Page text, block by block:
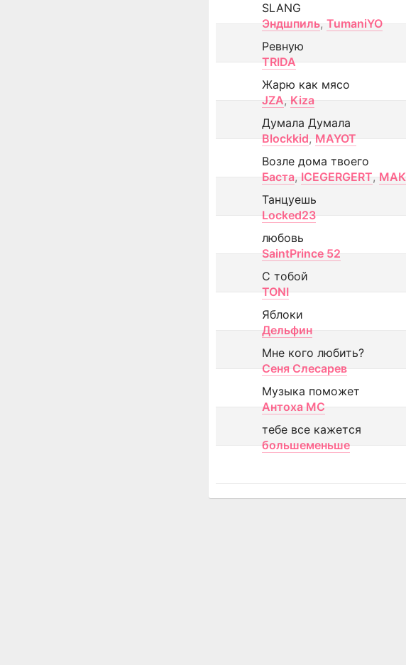
SLANG
Эндшпиль, TumaniYO
Ревную
TRIDA
Жарю как мясо
JZA, Kiza
Думала Думала
Blockkid, MAYOT
Возле дома твоего
Баста, ICEGERGERT,
Танцуешь
Locked23
любовь
SaintPrince 52
С тобой
TONI
Яблоки
Дельфин
Мне кого любить?
Сеня Слесарев
Музыка поможет
Антоха МС
тебе все кажется
большеменьше